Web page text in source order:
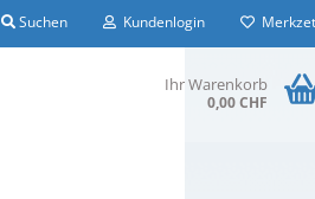
Suchen Kundenlogin
Ihr Warenkorb
0,00 CHF